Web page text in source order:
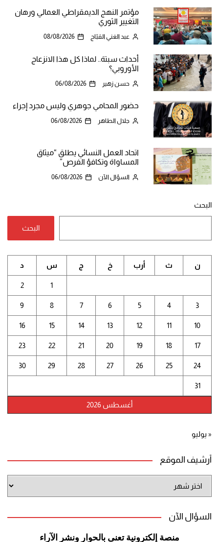
مؤتمر النهج الديمقراطي العمالي ورهان
التغيير الثوري
عبد الغني القبّاج 08/08/2026
أحداث سبتة.. لماذا كل هذا الانزعاج
الأوروبي؟
حسن زهير 06/08/2026
حضور المحامي جوهري وليس مجرد إجراء
جلال الطاهر 06/08/2026
اتحاد العمل النسائي يطلق “ميثاق
المساواة وتكافؤ الفرص”
السؤال الآن 06/08/2026
البحث
البحث
أغسطس 2026
ن ث أرب خ ج س د
1
2
3
4
5
6
7
8
9
10
11
12
13
14
15
16
17
18
19
20
21
22
23
24
25
26
27
28
29
30
31
« يوليو
أرشيف الموقع
الموقع
السؤال الآن
منصة إلكترونية تعنى بالحوار ونشر الآراء